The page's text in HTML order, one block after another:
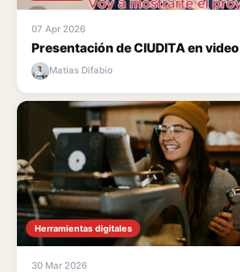
07 Apr 2026
Presentación de CIUDITA en video
Matias Difabio
Herramientas digitales
30 Mar 2026